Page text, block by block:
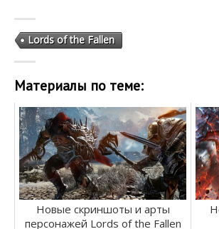
Lords of the Fallen
Материалы по теме:
Новые скриншоты и арты
персонажей Lords of the Fallen